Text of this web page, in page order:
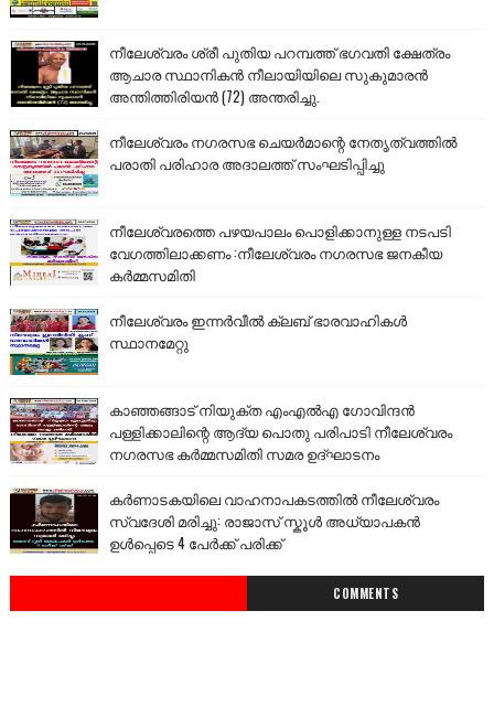
നീലേശ്വരം ശ്രീ പുതിയ പറമ്പത്ത് ഭഗവതി ക്ഷേത്രം
ആചാര സ്ഥാനികൻ നീലായിയിലെ സുകുമാരൻ
അന്തിത്തിരിയൻ (72) അന്തരിച്ചു.
നീലേശ്വരം നഗരസഭ ചെയർമാന്റെ നേതൃത്വത്തിൽ
പരാതി പരിഹാര അദാലത്ത് സംഘടിപ്പിച്ചു
നീലേശ്വരത്തെ പഴയപാലം പൊളിക്കാനുള്ള നടപടി
വേഗത്തിലാക്കണം :നീലേശ്വരം നഗരസഭ ജനകീയ
കർമ്മസമിതി
നീലേശ്വരം ഇന്നർവീൽ ക്ലബ് ഭാരവാഹികൾ
സ്ഥാനമേറ്റു
കാഞ്ഞങ്ങാട് നിയുക്ത എംഎൽഎ ഗോവിന്ദൻ
പള്ളിക്കാലിന്റെ ആദ്യ പൊതു പരിപാടി നീലേശ്വരം
നഗരസഭ കർമ്മസമിതി സമര ഉദ്ഘാടനം
കർണാടകയിലെ വാഹനാപകടത്തിൽ നീലേശ്വരം
സ്വദേശി മരിച്ചു: രാജാസ് സ്കൂൾ അധ്യാപകൻ
ഉൾപ്പെടെ 4 പേർക്ക് പരിക്ക്
COMMENTS